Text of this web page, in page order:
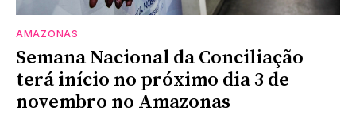
AMAZONAS
Semana Nacional da Conciliação
terá início no próximo dia 3 de
novembro no Amazonas